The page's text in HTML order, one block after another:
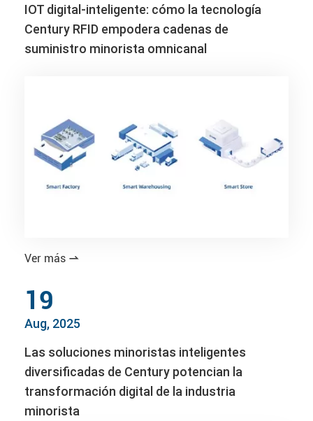
IOT digital-inteligente: cómo la tecnología
Century RFID empodera cadenas de
suministro minorista omnicanal
Ver más 
19
Aug, 2025
Las soluciones minoristas inteligentes
diversificadas de Century potencian la
transformación digital de la industria
minorista